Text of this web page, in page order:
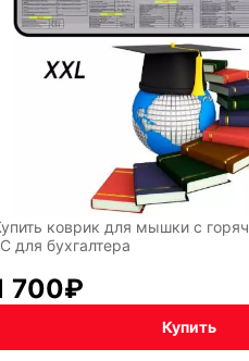
коврик для мышки с
для бухгалтера
700₽
Купить
Фентези
Дарк
NET